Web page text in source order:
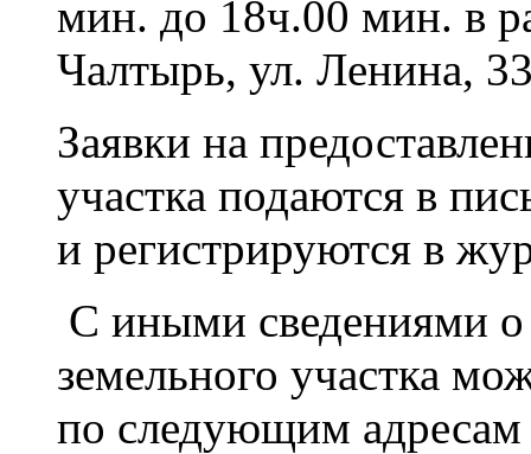
мин. до 18ч.00 мин. в
Чалтырь, ул. Ленина,
Заявки на
участка подаются в
и регистрируются в
С иными сведениями о
земельного участка
по следующим